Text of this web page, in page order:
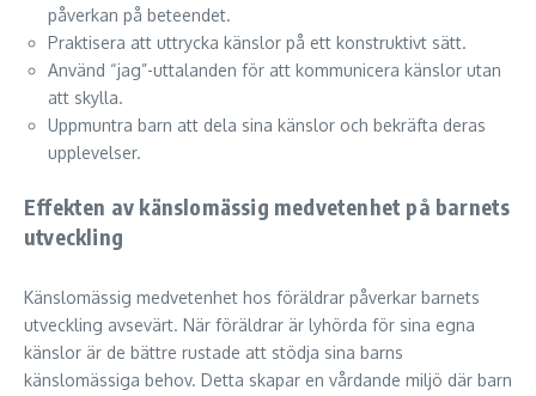
påverkan på beteendet.
Praktisera att uttrycka känslor på ett konstruktivt sätt.
Använd “jag”-uttalanden för att kommunicera känslor utan
att skylla.
Uppmuntra barn att dela sina känslor och bekräfta deras
upplevelser.
Effekten av känslomässig medvetenhet på barnets
utveckling
Känslomässig medvetenhet hos föräldrar påverkar barnets
utveckling avsevärt. När föräldrar är lyhörda för sina egna
känslor är de bättre rustade att stödja sina barns
känslomässiga behov. Detta skapar en vårdande miljö där barn